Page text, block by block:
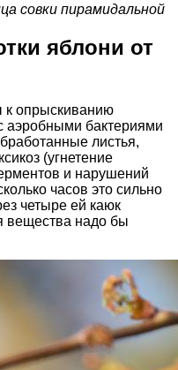
совки пирамидальной
яблони от
к опрыскиванию
аэробными бактериями
листья,
(угнетение
и нарушений
часов это сильно
четыре ей каюк
вещества надо бы